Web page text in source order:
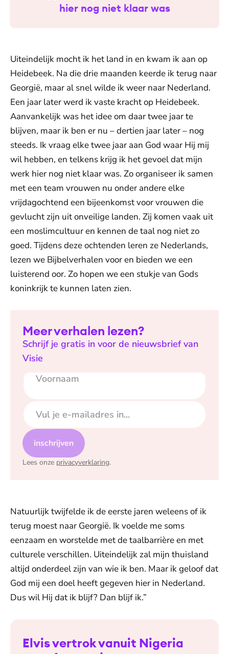
hier nog niet klaar was
Uiteindelijk mocht ik het land in en kwam ik aan op
Heidebeek. Na die drie maanden keerde ik terug naar
Georgië, maar al snel wilde ik weer naar Nederland.
Een jaar later werd ik vaste kracht op Heidebeek.
Aanvankelijk was het idee om daar twee jaar te
blijven, maar ik ben er nu – dertien jaar later – nog
steeds. Ik vraag elke twee jaar aan God waar Hij mij
wil hebben, en telkens krijg ik het gevoel dat mijn
werk hier nog niet klaar was. Zo organiseer ik samen
met een team vrouwen nu onder andere elke
vrijdagochtend een bijeenkomst voor vrouwen die
gevlucht zijn uit onveilige landen. Zij komen vaak uit
een moslimcultuur en kennen de taal nog niet zo
goed. Tijdens deze ochtenden leren ze Nederlands,
lezen we Bijbelverhalen voor en bieden we een
luisterend oor. Zo hopen we een stukje van Gods
koninkrijk te kunnen laten zien.
Meer verhalen lezen?
Schrijf je gratis in voor de nieuwsbrief van
Visie
Voornaam
E-mailadres
inschrijven
Lees onze privacyverklaring.
Natuurlijk twijfelde ik de eerste jaren weleens of ik
terug moest naar Georgië. Ik voelde me soms
eenzaam en worstelde met de taalbarrière en met
culturele verschillen. Uiteindelijk zal mijn thuisland
altijd onderdeel zijn van wie ik ben. Maar ik geloof dat
God mij een doel heeft gegeven hier in Nederland.
Dus wil Hij dat ik blijf? Dan blijf ik.”
Elvis vertrok vanuit Nigeria